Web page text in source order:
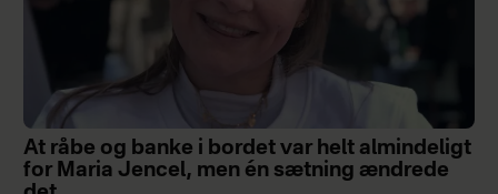
At råbe og banke i bordet var helt almindeligt
for Maria Jencel, men én sætning ændrede